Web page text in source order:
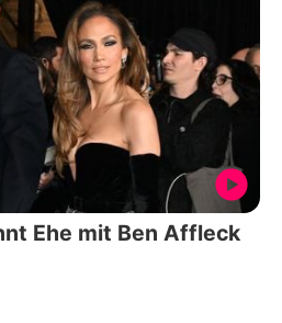
Ehe mit Ben Affleck